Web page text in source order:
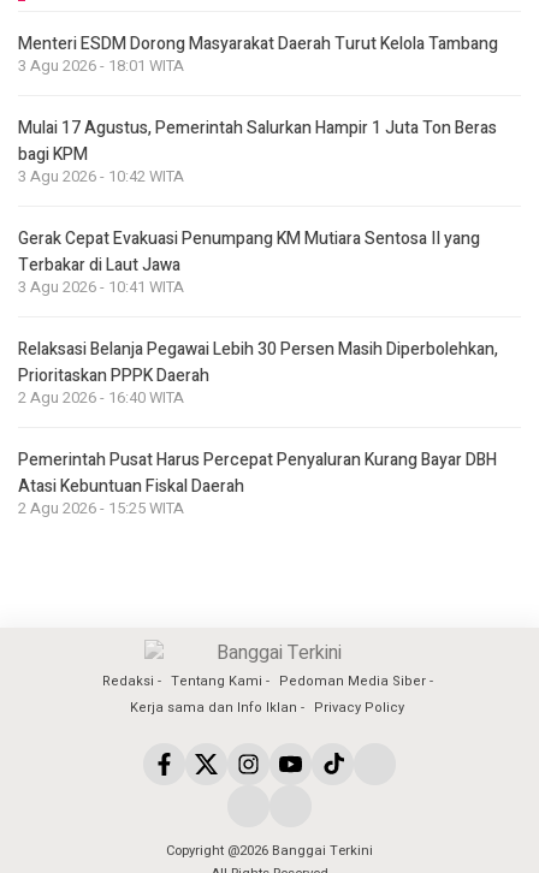
Menteri ESDM Dorong Masyarakat Daerah Turut Kelola Tambang
3 Agu 2026 - 18:01 WITA
Mulai 17 Agustus, Pemerintah Salurkan Hampir 1 Juta Ton Beras
bagi KPM
3 Agu 2026 - 10:42 WITA
Gerak Cepat Evakuasi Penumpang KM Mutiara Sentosa II yang
Terbakar di Laut Jawa
3 Agu 2026 - 10:41 WITA
Relaksasi Belanja Pegawai Lebih 30 Persen Masih Diperbolehkan,
Prioritaskan PPPK Daerah
2 Agu 2026 - 16:40 WITA
Pemerintah Pusat Harus Percepat Penyaluran Kurang Bayar DBH
Atasi Kebuntuan Fiskal Daerah
2 Agu 2026 - 15:25 WITA
Redaksi Tentang Kami
Pedoman Media Siber
Kerja sama dan Info Iklan
Privacy Policy
Copyright @2026 Banggai Terkini